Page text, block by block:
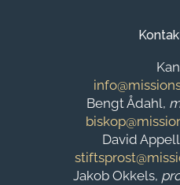
Bengt Ådahl,
David
Jakob Okkels,